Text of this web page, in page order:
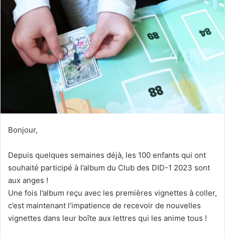
Bonjour,
Depuis quelques semaines déjà, les 100 enfants qui ont
souhaité participé à l’album du Club des DID-1 2023 sont
aux anges !
Une fois l’album reçu avec les premières vignettes à coller,
c’est maintenant l’impatience de recevoir de nouvelles
vignettes dans leur boîte aux lettres qui les anime tous !